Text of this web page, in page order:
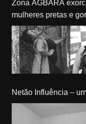
Zona AGBARA
mulheres pretas e
Netão Influência –